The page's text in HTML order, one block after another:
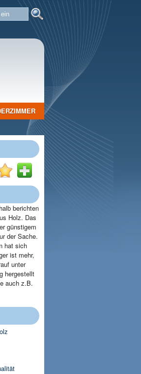
berichten
Holz. Das
günstigem
der Sache.
hat sich
ist mehr,
unter
hergestellt
auch z.B.